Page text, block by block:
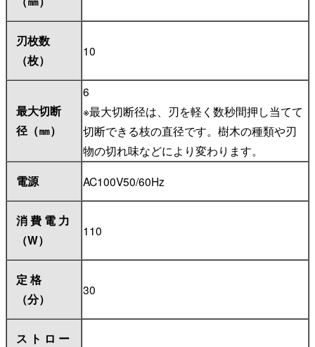
刃枚数
（枚）
10
最大切断
径（㎜）
6
※最大切断径は、刃を軽く数秒間押し当てて
切断できる枝の直径です。樹木の種類や刃
物の切れ味などにより変わります。
電源 AC100V50/60Hz
消 費 電 力
（W）
110
定 格
（分）
30
ス ト ロ ー